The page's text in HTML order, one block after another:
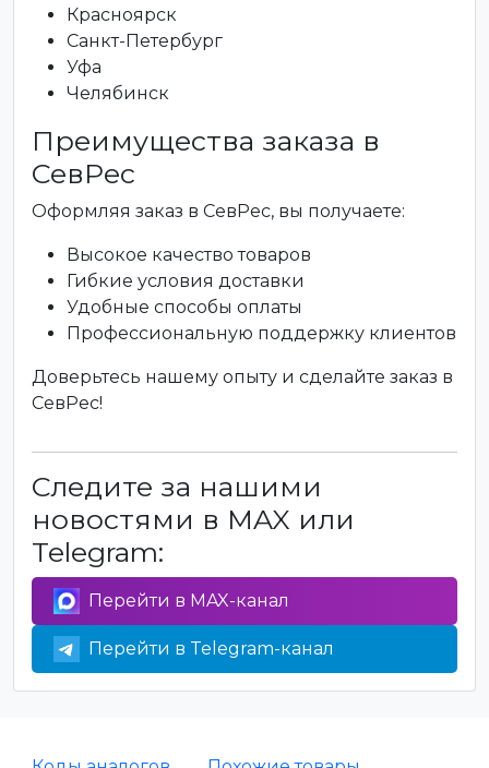
Красноярск
Санкт-Петербург
Уфа
Челябинск
Преимущества заказа в
СевРес
Оформляя заказ в СевРес, вы получаете:
Высокое качество товаров
Гибкие условия доставки
Удобные способы оплаты
Профессиональную поддержку клиентов
Доверьтесь нашему опыту и сделайте заказ в
СевРес!
Следите за нашими
новостями в MAX или
Telegram:
Перейти в MAX-канал
Перейти в Telegram-канал